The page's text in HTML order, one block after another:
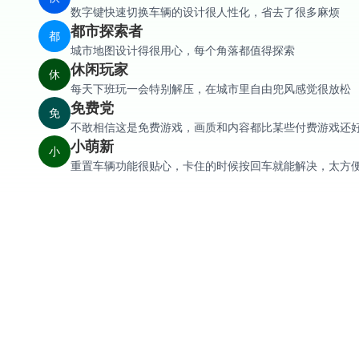
数字键快速切换车辆的设计很人性化，省去了很多麻烦
都
都市探索者
城市地图设计得很用心，每个角落都值得探索
休
休闲玩家
每天下班玩一会特别解压，在城市里自由兜风感觉很放松
免
免费党
不敢相信这是免费游戏，画质和内容都比某些付费游戏还
小
小萌新
重置车辆功能很贴心，卡住的时候按回车就能解决，太方